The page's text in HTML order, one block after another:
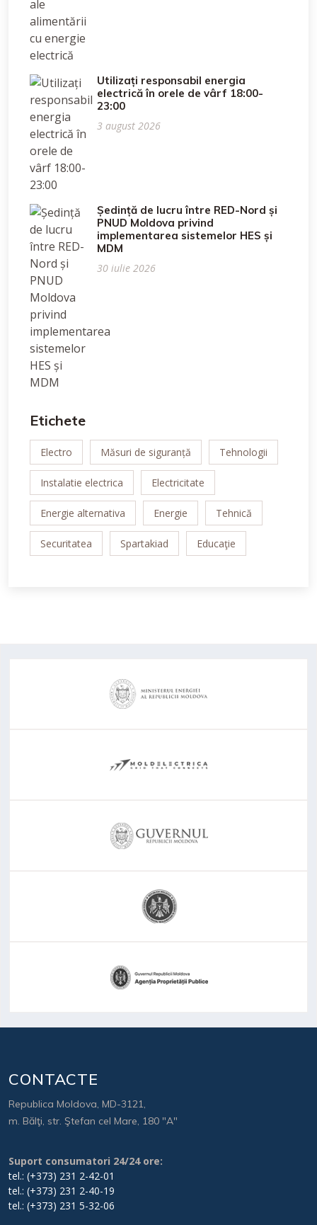
Utilizați responsabil energia
electrică în orele de vârf 18:00-
23:00
3 august 2026
Ședință de lucru între RED-Nord și
PNUD Moldova privind
implementarea sistemelor HES și
MDM
30 iulie 2026
Etichete
Electro Măsuri de siguranță Tehnologii
Instalatie electrica Electricitate
Energie alternativa Energie Tehnică
Securitatea Spartakiad Educaţie
CONTACTE
Republica Moldova, MD-3121,
m. Bălţi, str. Ştefan cel Mare, 180 "A"
Suport consumatori 24/24 ore:
tel.: (+373) 231 2-42-01
tel.: (+373) 231 2-40-19
tel.: (+373) 231 5-32-06